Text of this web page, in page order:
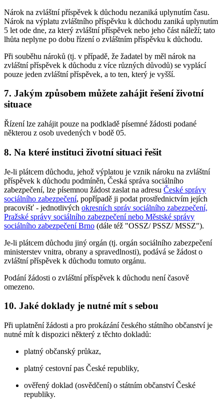
Nárok na zvláštní příspěvek k důchodu nezaniká uplynutím času.
Nárok na výplatu zvláštního příspěvku k důchodu zaniká uplynutím
5 let ode dne, za který zvláštní příspěvek nebo jeho část náleží; tato
lhůta neplyne po dobu řízení o zvláštním příspěvku k důchodu.
Při souběhu nároků (tj. v případě, že žadatel by měl nárok na
zvláštní příspěvek k důchodu z více různých důvodů) se vyplácí
pouze jeden zvláštní příspěvek, a to ten, který je vyšší.
7. Jakým způsobem můžete zahájit řešení životní
situace
Řízení lze zahájit pouze na podkladě písemné žádosti podané
některou z osob uvedených v bodě 05.
8. Na které instituci životní situaci řešit
Je-li plátcem důchodu, jehož výplatou je vznik nároku na zvláštní
příspěvek k důchodu podmíněn, Česká správa sociálního
zabezpečení, lze písemnou žádost zaslat na adresu České správy
sociálního zabezpečení, popřípadě ji podat prostřednictvím jejích
pracovišť - jednotlivých okresních správ sociálního zabezpečení,
Pražské správy sociálního zabezpečení nebo Městské správy
sociálního zabezpečení Brno (dále též "OSSZ/ PSSZ/ MSSZ").
Je-li plátcem důchodu jiný orgán (tj. orgán sociálního zabezpečení
ministerstev vnitra, obrany a spravedlnosti), podává se žádost o
zvláštní příspěvek k důchodu tomuto orgánu.
Podání žádosti o zvláštní příspěvek k důchodu není časově
omezeno.
10. Jaké doklady je nutné mít s sebou
Při uplatnění žádosti a pro prokázání českého státního občanství je
nutné mít k dispozici některý z těchto dokladů:
platný občanský průkaz,
platný cestovní pas České republiky,
ověřený doklad (osvědčení) o státním občanství České
republiky.